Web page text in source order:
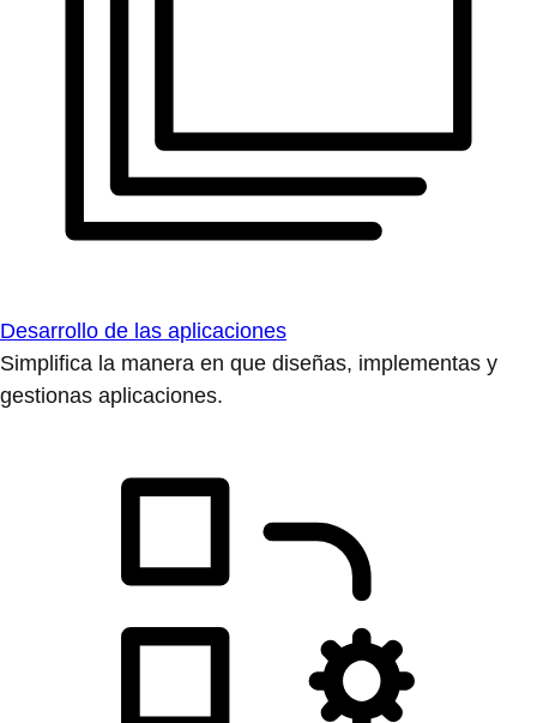
Desarrollo de las aplicaciones
Simplifica la manera en que diseñas, implementas y
gestionas aplicaciones.